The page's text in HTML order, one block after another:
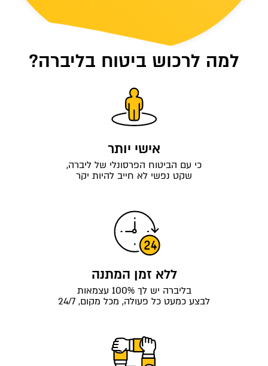
למה לרכוש ביטוח בליברה?
אישי יותר
כי עם הביטוח הפרסונלי של ליברה,
שקט נפשי לא חייב להיות יקר
ללא זמן המתנה
בליברה יש לך 100% עצמאות
לבצע כמעט כל פעולה, מכל מקום, 24/7